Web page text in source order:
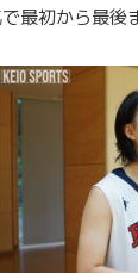
最初から最後